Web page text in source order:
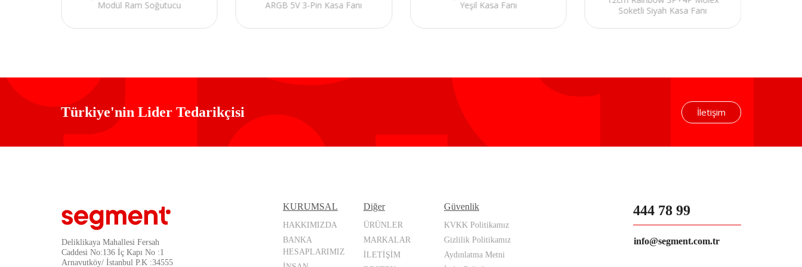
Modül Ram Soğutucu
ARGB 5V 3-Pin Kasa Fanı
Yeşil Kasa Fanı
Soketli Siyah Kasa Fanı
Türkiye'nin Lider Tedarikçisi İletişim
Deliklikaya Mahallesi Fersah
Caddesi No:136 İç Kapı No :1
Arnavutköy/ İstanbul P.K :34555
KURUMSAL
HAKKIMIZDA
BANKA
HESAPLARIMIZ
Diğer
ÜRÜNLER
MARKALAR
İLETİŞİM
Güvenlik
KVKK Politikamız
Gizlilik Politikamız
Aydınlatma Metni
444 78 99
info@segment.com.tr